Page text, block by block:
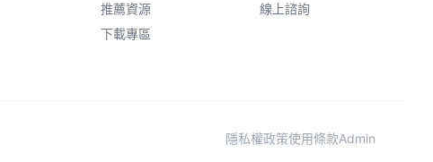
推薦資源
下載專區
線上諮詢
隱私權政策使用條款Admin